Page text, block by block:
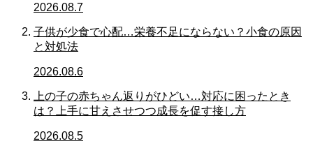
2026.08.7
子供が少食で心配…栄養不足にならない？小食の原因
と対処法
2026.08.6
上の子の赤ちゃん返りがひどい…対応に困ったとき
は？上手に甘えさせつつ成長を促す接し方
2026.08.5